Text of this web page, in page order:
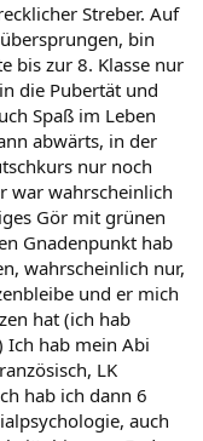
Streber. Auf
bin
bis zur 8. Klasse nur
die Pubertät und
Spaß im Leben
abwärts, in der
nur noch
war wahrscheinlich
Gör mit grünen
Gnadenpunkt hab
wahrscheinlich nur,
und er mich
hat (ich hab
Ich hab mein Abi
LK
hab ich dann 6
auch